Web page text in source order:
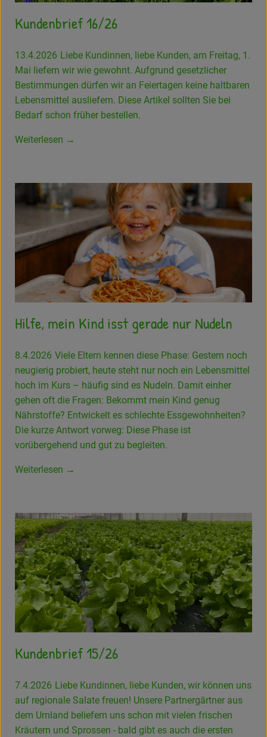
Kundenbrief 16/26
13.4.2026 Liebe Kundinnen, liebe Kunden, am Freitag, 1.
Mai liefern wir wie gewohnt. Aufgrund gesetzlicher
Bestimmungen dürfen wir an Feiertagen keine haltbaren
Lebensmittel ausliefern. Diese Artikel sollten Sie bei
Bedarf schon früher bestellen.
Weiterlesen →
Hilfe, mein Kind isst gerade nur Nudeln
8.4.2026 Viele Eltern kennen diese Phase: Gestern noch
neugierig probiert, heute steht nur noch ein Lebensmittel
hoch im Kurs – häufig sind es Nudeln. Damit einher
gehen oft die Fragen: Bekommt mein Kind genug
Nährstoffe? Entwickelt es schlechte Essgewohnheiten?
Die kurze Antwort vorweg: Diese Phase ist
vorübergehend und gut zu begleiten.
Weiterlesen →
Kundenbrief 15/26
7.4.2026 Liebe Kundinnen, liebe Kunden, wir können uns
auf regionale Salate freuen! Unsere Partnergärtner aus
dem Umland beliefern uns schon mit vielen frischen
Kräutern und Sprossen - bald gibt es auch die ersten